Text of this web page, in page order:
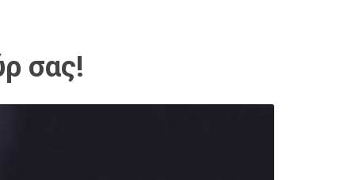
σας!